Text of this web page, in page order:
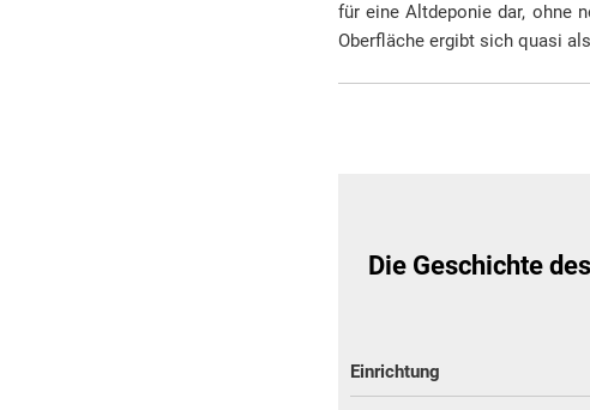
für eine Altdeponie dar, ohne
Oberfläche ergibt sich quasi
Die Geschichte
Einrichtung